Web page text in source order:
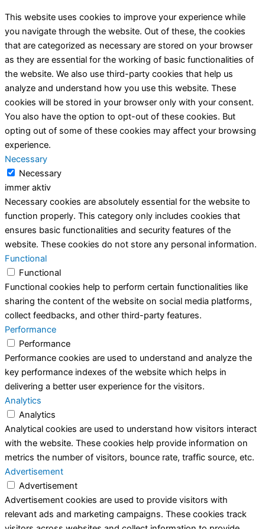
This website uses cookies to improve your experience while
you navigate through the website. Out of these, the cookies
that are categorized as necessary are stored on your browser
as they are essential for the working of basic functionalities of
the website. We also use third-party cookies that help us
analyze and understand how you use this website. These
cookies will be stored in your browser only with your consent.
You also have the option to opt-out of these cookies. But
opting out of some of these cookies may affect your browsing
experience.
Necessary
Necessary
immer aktiv
Necessary cookies are absolutely essential for the website to
function properly. This category only includes cookies that
ensures basic functionalities and security features of the
website. These cookies do not store any personal information.
Functional
Functional
Functional cookies help to perform certain functionalities like
sharing the content of the website on social media platforms,
collect feedbacks, and other third-party features.
Performance
Performance
Performance cookies are used to understand and analyze the
key performance indexes of the website which helps in
delivering a better user experience for the visitors.
Analytics
Analytics
Analytical cookies are used to understand how visitors interact
with the website. These cookies help provide information on
metrics the number of visitors, bounce rate, traffic source, etc.
Advertisement
Advertisement
Advertisement cookies are used to provide visitors with
relevant ads and marketing campaigns. These cookies track